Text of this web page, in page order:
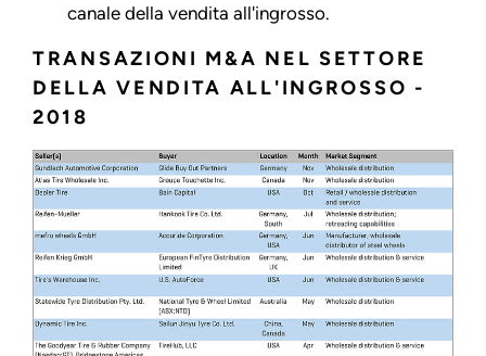
canale della vendita all'ingrosso.
TRANSAZIONI M&A NEL SETTORE
DELLA VENDITA ALL'INGROSSO -
2018